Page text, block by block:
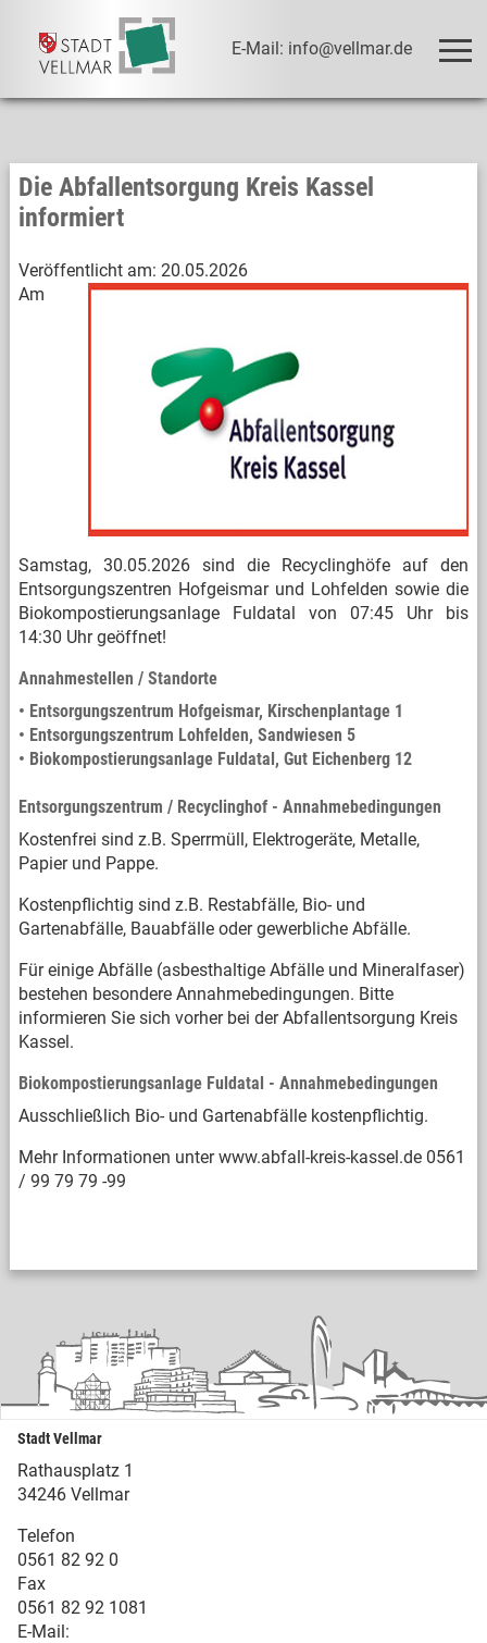
E-Mail: info@vellmar.de
Die Abfallentsorgung Kreis Kassel
informiert
Veröffentlicht am: 20.05.2026
Am
Samstag, 30.05.2026 sind die Recyclinghöfe auf den
Entsorgungszentren Hofgeismar und Lohfelden sowie die
Biokompostierungsanlage Fuldatal von 07:45 Uhr bis
14:30 Uhr geöffnet!
Annahmestellen / Standorte
• Entsorgungszentrum Hofgeismar, Kirschenplantage 1
• Entsorgungszentrum Lohfelden, Sandwiesen 5
• Biokompostierungsanlage Fuldatal, Gut Eichenberg 12
Entsorgungszentrum / Recyclinghof - Annahmebedingungen
Kostenfrei sind z.B. Sperrmüll, Elektrogeräte, Metalle,
Papier und Pappe.
Kostenpflichtig sind z.B. Restabfälle, Bio- und
Gartenabfälle, Bauabfälle oder gewerbliche Abfälle.
Für einige Abfälle (asbesthaltige Abfälle und Mineralfaser)
bestehen besondere Annahmebedingungen. Bitte
informieren Sie sich vorher bei der Abfallentsorgung Kreis
Kassel.
Biokompostierungsanlage Fuldatal - Annahmebedingungen
Ausschließlich Bio- und Gartenabfälle kostenpflichtig.
Mehr Informationen unter www.abfall-kreis-kassel.de 0561
/ 99 79 79 -99
Stadt Vellmar
Rathausplatz 1
34246 Vellmar
Telefon
0561 82 92 0
Fax
0561 82 92 1081
E-Mail: